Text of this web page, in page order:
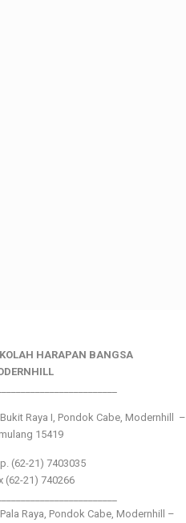
HARAPAN BANGSA
Raya I, Pondok Cabe, Modernhill –
15419
(62-21) 7403035
(62-21) 740266
Raya, Pondok Cabe, Modernhill –